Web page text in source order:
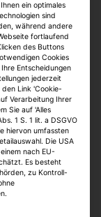
für
ein optimales
sind
während andere
fortlaufend
des Buttons
Cookies
Entscheidungen
jederzeit
Link 'Cookie-
Verarbeitung Ihrer
Sie auf 'Alles
1 S. 1 lit. a DSGVO
hiervon umfassten
Die USA
nach EU-
Es besteht
zu Kontroll-
für die eine